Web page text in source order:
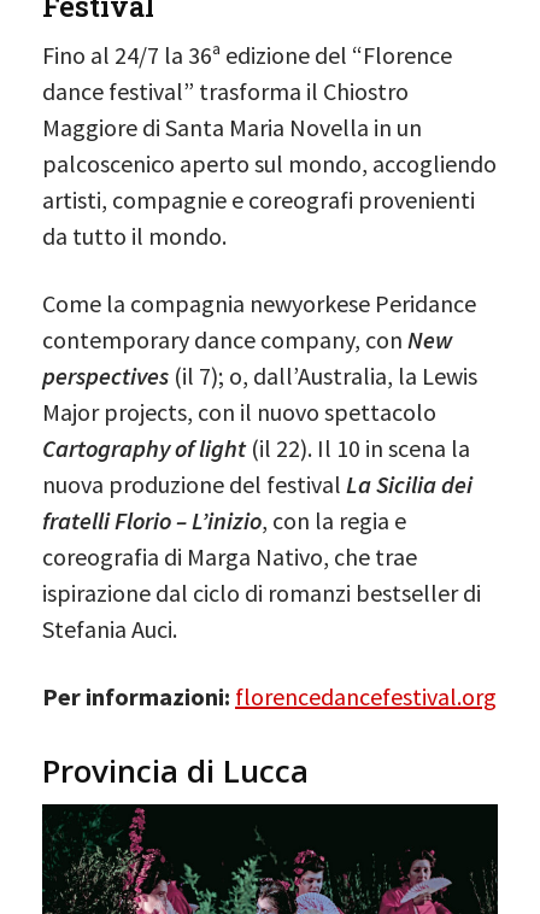
Fino al 24/7 la 36ª edizione del “Florence
dance festival” trasforma il Chiostro
Maggiore di Santa Maria Novella in un
palcoscenico aperto sul mondo, accogliendo
artisti, compagnie e coreografi provenienti
da tutto il mondo.
Come la compagnia newyorkese Peridance
contemporary dance company, con New
perspectives (il 7); o, dall’Australia, la Lewis
Major projects, con il nuovo spettacolo
Cartography of light(il 22). Il 10 in scena la
nuova produzione del festival La Sicilia dei
fratelli Florio – L’inizio, con la regia e
coreografia di Marga Nativo, che trae
ispirazione dal ciclo di romanzi bestseller di
Stefania Auci.
Per informazioni: florencedancefestival.org
Provincia di Lucca